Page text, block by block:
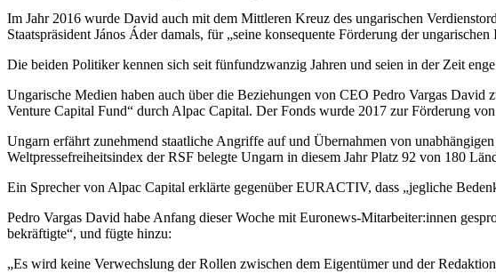
Im Jahr 2016 wurde David auch mit dem Mittleren Kreuz des ungarischen
Staatspräsident János Áder damals, für „seine konsequente Förderung der
Die beiden Politiker kennen sich seit fünfundzwanzig Jahren und seien in der Zeit
Ungarische Medien haben auch über die Beziehungen von CEO Pedro Vargas David
Venture Capital Fund“ durch Alpac Capital. Der Fonds wurde 2017 zur Förderung
Ungarn erfährt zunehmend staatliche Angriffe auf und Übernahmen von
Weltpressefreiheitsindex der RSF belegte Ungarn in diesem Jahr Platz 92 von 180
Ein Sprecher von Alpac Capital erklärte gegenüber EURACTIV, dass „jegliche
Pedro Vargas David habe Anfang dieser Woche mit Euronews-Mitarbeiter:innen
bekräftigte“, und fügte hinzu:
„Es wird keine Verwechslung der Rollen zwischen dem Eigentümer und der